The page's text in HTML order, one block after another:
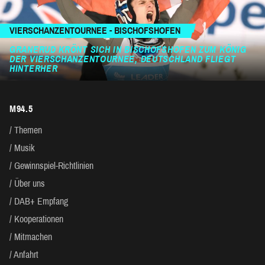
VIERSCHANZENTOURNEE - BISCHOFSHOFEN
GRANERUD KRÖNT SICH IN BISCHOFSHOFEN ZUM KÖNIG
DER VIERSCHANZENTOURNEE, DEUTSCHLAND FLIEGT
HINTERHER
M94.5
Themen
Musik
Gewinnspiel-Richtlinien
Über uns
DAB+ Empfang
Kooperationen
Mitmachen
Anfahrt